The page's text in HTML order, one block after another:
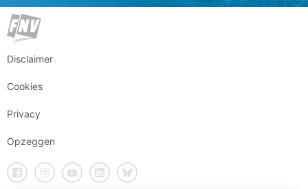
Disclaimer
Cookies
Privacy
Opzeggen